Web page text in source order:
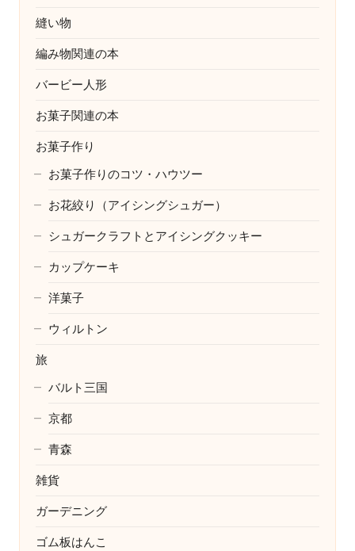
縫い物
編み物関連の本
バービー人形
お菓子関連の本
お菓子作り
お菓子作りのコツ・ハウツー
お花絞り（アイシングシュガー）
シュガークラフトとアイシングクッキー
カップケーキ
洋菓子
ウィルトン
旅
バルト三国
京都
青森
雑貨
ガーデニング
ゴム板はんこ